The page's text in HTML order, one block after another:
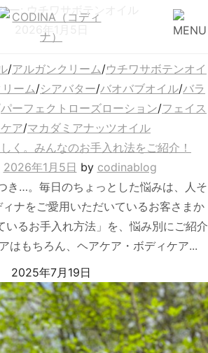
ー:ウチワサボテンオイル
2026年1月5日
/アルガンクリーム/ウチワサボテンオイ
ーム/シアバター/バオバブオイル/バラ
パーフェクトローズローション/フェイス
ア/マカダミアナッツオイル
く。みんなのお手入れ法をご紹介！
2026年1月5日 by codinablog
き…。毎日のちょっとした悩みは、人そ
ナをご愛用いただいているお客さまか
いるお手入れ方法」を、悩み別にご紹介
はもちろん、ヘアケア・ボディケア...
2025年7月19日